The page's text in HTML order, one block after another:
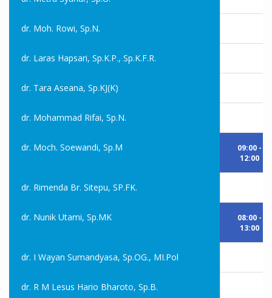
dr. Moh. Rowi, Sp.N.
dr. Laras Hapsari, Sp.K.P., Sp.K.F.R.
dr. Tara Aseana, Sp.KJ(K)
dr. Mohammad Rifai, Sp.N.
dr. Moch. Soewandi, Sp.M
09:00 -
12:00
dr. Rimenda Br. Sitepu, SP.FK.
dr. Nunik Utami, Sp.MK
08:00 -
13:00
dr. I Wayan Sumandyasa, Sp.OG., MI.Pol
dr. R M Lesus Hario Bharoto, Sp.B.